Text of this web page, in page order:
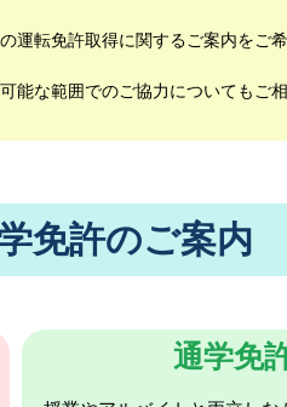
運転免許取得に関するご案内をご
能な範囲でのご協力についてもご
免許のご案内
通学免